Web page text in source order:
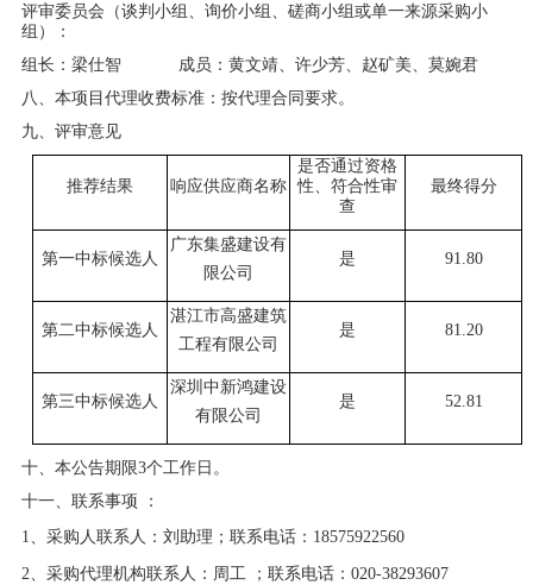
评审委员会（谈判小组、询价小组、磋商小组或单一来源采购小
组）：
组长： 梁仕智 成员： 黄文靖、许少芳、赵矿美、莫婉君
八、本项目代理收费标准：按代理合同要求。
九、 评审意见
推荐结果 响应供应商名称
是否通过资格
性、符合性审
查
最终得分
第一中标候选人
广东集盛建设有
限公司
是 91.80
第二中标候选人
湛江市高盛建筑
工程有限公司
是 81.20
第三中标候选人
深圳中新鸿建设
有限公司
是 52.81
十、本公告期限3个工作日。
十一、联系事项
：
1、 采购人联系人：刘助理；联系电话： 18575922560
2、采购代理机构联系人：周工 ；联系电话：020-38293607